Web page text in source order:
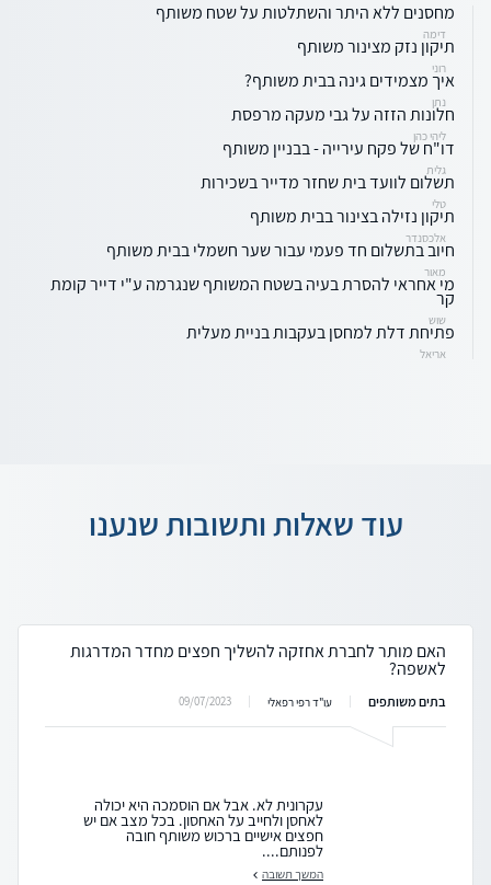
מחסנים ללא היתר והשתלטות על שטח משותף
דימה
תיקון נזק מצינור משותף
רוני
איך מצמידים גינה בבית משותף?
נתן
חלונות הזזה על גבי מעקה מרפסת
ליהי כהן
דו"ח של פקח עירייה - בבניין משותף
גלית
תשלום לוועד בית שחזר מדייר בשכירות
טלי
תיקון נזילה בצינור בבית משותף
אלכסנדר
חיוב בתשלום חד פעמי עבור שער חשמלי בבית משותף
מאור
מי אחראי להסרת בעיה בשטח המשותף שנגרמה ע"י דייר קומת
קר
שוש
פתיחת דלת למחסן בעקבות בניית מעלית
אריאל
עוד שאלות ותשובות שנענו
האם מותר לחברת אחזקה להשליך חפצים מחדר המדרגות
לאשפה?
בתים משותפים עו"ד רפי רפאלי 09/07/2023
עקרונית לא. אבל אם הוסמכה היא יכולה
לאחסן ולחייב על האחסון. בכל מצב אם יש
חפצים אישיים ברכוש משותף חובה
לפנותם....
המשך תשובה